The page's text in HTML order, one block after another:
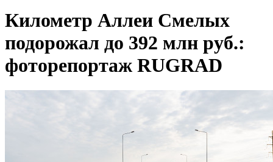
Километр Аллеи Смелых
подорожал до 392 млн руб.:
фоторепортаж RUGRAD